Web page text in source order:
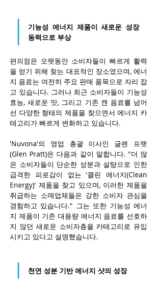
기능성 에너지 제품이 새로운 성장
동력으로 부상
편의점은 오랫동안 소비자들이 빠르게 활력
을 얻기 위해 찾는 대표적인 장소였으며, 에너
지 음료는 여전히 주요 판매 품목으로 자리 잡
고 있습니다. 그러나 최근 소비자들이 기능성
효능, 새로운 맛, 그리고 기존 캔 음료를 넘어
선 다양한 형태의 제품을 찾으면서 에너지 카
테고리가 빠르게 변화하고 있습니다.
'Nuvona'의 영업 총괄 이사인 글렌 프랫
(Glen Pratt)은 다음과 같이 말합니다. "더 많
은 소비자들이 단순한 성분과 설탕으로 인한
급격한 피로감이 없는 '클린 에너지(Clean
Energy)' 제품을 찾고 있으며, 이러한 제품을
취급하는 소매업체들은 강한 소비자 관심을
경험하고 있습니다." 그는 또한 기능성 에너
지 제품이 기존 대용량 에너지 음료를 선호하
지 않던 새로운 소비자층을 카테고리로 유입
시키고 있다고 설명했습니다.
천연 성분 기반 에너지 샷의 성장